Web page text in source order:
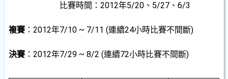
比賽時間：2012年5/20、5/27、6/3
複賽 ：2012年7/10 ~ 7/11 (連續24小時比賽不間斷)
決賽 ：2012年7/29 ~ 8/2 (連續72小時比賽不間斷)